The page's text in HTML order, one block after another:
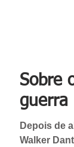
Sobre
guerra
Depois de
Walker